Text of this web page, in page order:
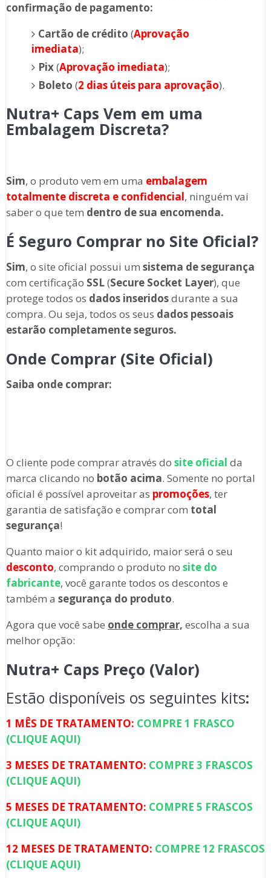
confirmação de pagamento:
Cartão de crédito (Aprovação
imediata);
Pix(Aprovação imediata);
Boleto (2 dias úteis para aprovação).
Nutra+ Caps Vem em uma
Embalagem Discreta?
Sim, o produto vem em uma embalagem
totalmente discreta e confidencial, ninguém vai
saber o que tem dentro de sua encomenda.
É Seguro Comprar no Site Oficial?
Sim, o site oficial possui um sistema de segurança
com certificação SSL(Secure Socket Layer), que
protege todos os dados inseridosdurante a sua
compra. Ou seja, todos os seus dados pessoais
estarão completamente seguros.
Onde Comprar (Site Oficial)
Saiba onde comprar:
O cliente pode comprar através do site oficial da
marca clicando no botão acima. Somente no portal
oficial é possível aproveitar as promoções, ter
garantia de satisfação e comprar com total
segurança!
Quanto maior o kit adquirido, maior será o seu
desconto, comprando o produto no site do
fabricante, você garante todos os descontos e
também a segurança do produto.
Agora que você sabe onde comprar, escolha a sua
melhor opção:
Nutra+ Caps Preço (Valor)
Estão disponíveis os seguintes kits:
1 MÊS DE TRATAMENTO: COMPRE 1 FRASCO
(CLIQUE AQUI)
3 MESES DE TRATAMENTO: COMPRE 3 FRASCOS
(CLIQUE AQUI)
5 MESES DE TRATAMENTO: COMPRE 5 FRASCOS
(CLIQUE AQUI)
12 MESES DE TRATAMENTO: COMPRE 12 FRASCOS
(CLIQUE AQUI)